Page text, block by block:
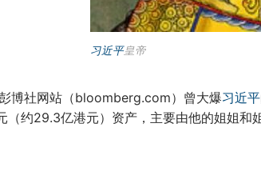
习近平皇帝
博社网站（bloomberg.com）曾大爆习近平
（约29.3亿港元）资产，主要由他的姐姐和